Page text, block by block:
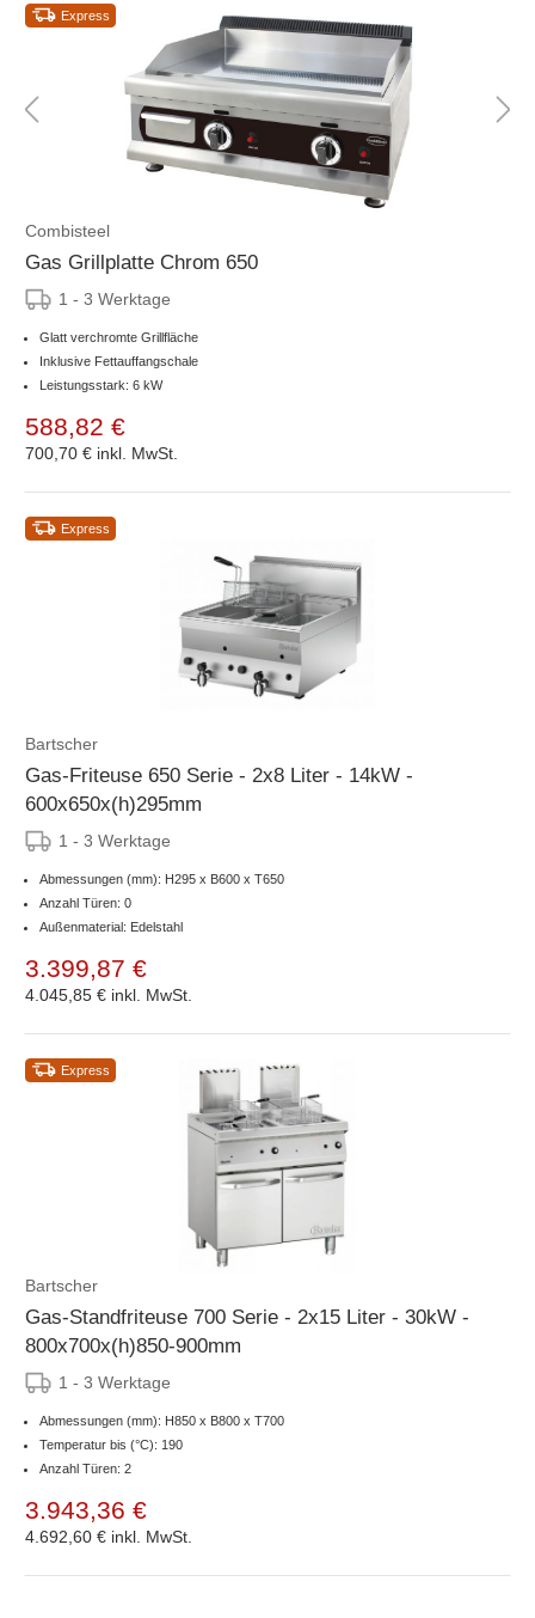
Express
Combisteel
Gas Grillplatte Chrom 650
1 - 3 Werktage
Glatt verchromte Grillfläche
Inklusive Fettauffangschale
Leistungsstark: 6 kW
588,82 €
700,70 € inkl. MwSt.
Express
Bartscher
Gas-Friteuse 650 Serie - 2x8 Liter - 14kW -
600x650x(h)295mm
1 - 3 Werktage
Abmessungen (mm): H295 x B600 x T650
Anzahl Türen: 0
Außenmaterial: Edelstahl
3.399,87 €
4.045,85 € inkl. MwSt.
Express
Bartscher
Gas-Standfriteuse 700 Serie - 2x15 Liter - 30kW -
800x700x(h)850-900mm
1 - 3 Werktage
Abmessungen (mm): H850 x B800 x T700
Temperatur bis (°C): 190
Anzahl Türen: 2
3.943,36 €
4.692,60 € inkl. MwSt.